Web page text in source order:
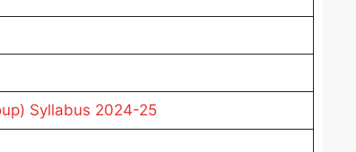
Syllabus 2024-25